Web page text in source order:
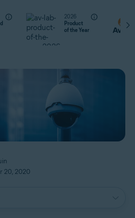
2026
Product
of the Year
20, 2020